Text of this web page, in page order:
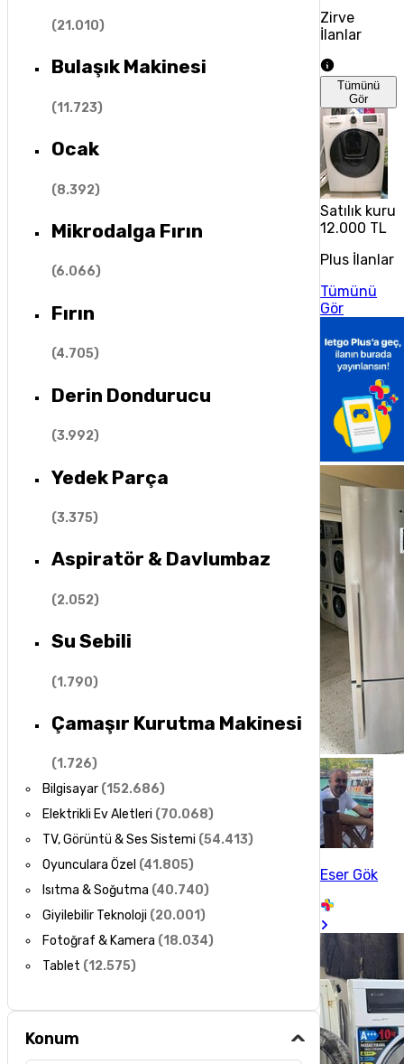
(21.010)
Bulaşık Makinesi
(11.723)
Ocak
(8.392)
Mikrodalga Fırın
(6.066)
Fırın
(4.705)
Derin Dondurucu
(3.992)
Yedek Parça
(3.375)
Aspiratör & Davlumbaz
(2.052)
Su Sebili
(1.790)
Çamaşır Kurutma Makinesi
(1.726)
Bilgisayar (152.686)
Elektrikli Ev Aletleri (70.068)
TV, Görüntü & Ses Sistemi (54.413)
Oyunculara Özel (41.805)
Isıtma & Soğutma (40.740)
Giyilebilir Teknoloji (20.001)
Fotoğraf & Kamera (18.034)
Tablet (12.575)
Konum
Zirve
İlanlar
Tümünü
Gör
Satılık
12.000 TL
Plus İlanlar
Tümünü
Gör
Eser Gök